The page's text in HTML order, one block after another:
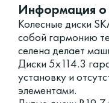
Информация о
Колесные диски
собой гармонию
селена делает
Диски 5x114.3
установку и
элементами.